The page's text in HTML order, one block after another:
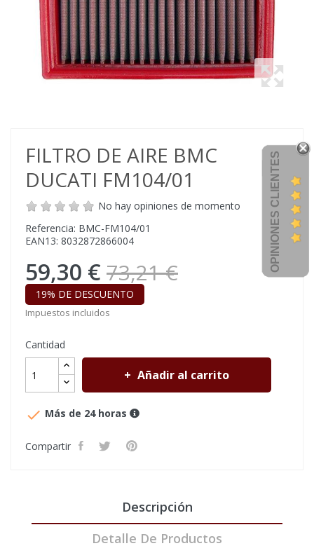
FILTRO DE AIRE BMC
DUCATI FM104/01
No hay opiniones de momento
Referencia: BMC-FM104/01
EAN13: 8032872866004
59,30 € 73,21 €
19% DE DESCUENTO
Impuestos incluidos
Cantidad
Añadir al carrito
 Más de 24 horas
Compartir
Descripción
Detalle De Productos
OPINIONES CLIENTES